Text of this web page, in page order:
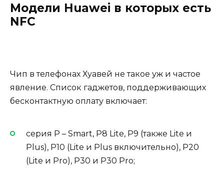
Модели Huawei в которых есть
NFC
Чип в телефонах Хуавей не такое уж и частое
явление. Список гаджетов, поддерживающих
бесконтактную оплату включает:
серия P – Smart, P8 Lite, P9 (также Lite и
Plus), P10 (Lite и Plus включительно), P20
(Lite и Pro), P30 и P30 Pro;